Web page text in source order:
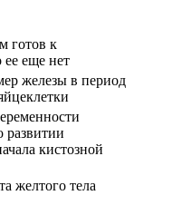
готов к
ее еще нет
железы в период
развитии
кистозной
желтого тела